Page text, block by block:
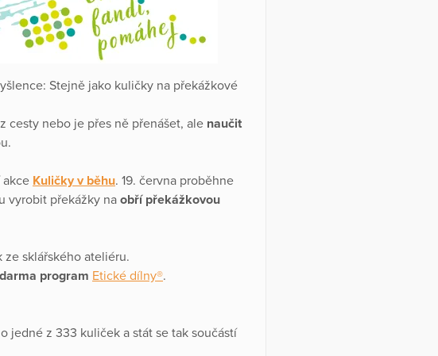
Stejně jako kuličky na překážkové
cesty nebo je přes ně přenášet, ale naučit
akce Kuličky v běhu. 19. června proběhne
vyrobit překážky na obří překážkovou
ze sklářského ateliéru.
program Etické dílny®.
jedné z 333 kuliček a stát se tak součástí